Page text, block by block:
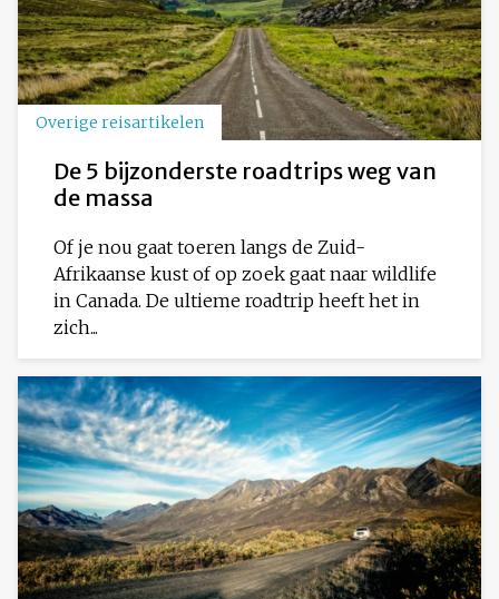
Overige reisartikelen
De 5 bijzonderste roadtrips weg van
de massa
Of je nou gaat toeren langs de Zuid-
Afrikaanse kust of op zoek gaat naar wildlife
in Canada. De ultieme roadtrip heeft het in
zich...